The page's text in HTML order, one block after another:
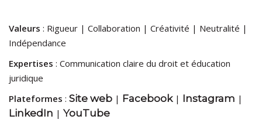
Valeurs : Rigueur | Collaboration | Créativité | Neutralité |
Indépendance
Expertises : Communication claire du droit et éducation
juridique
Plateformes : Site web | Facebook| Instagram |
LinkedIn | YouTube